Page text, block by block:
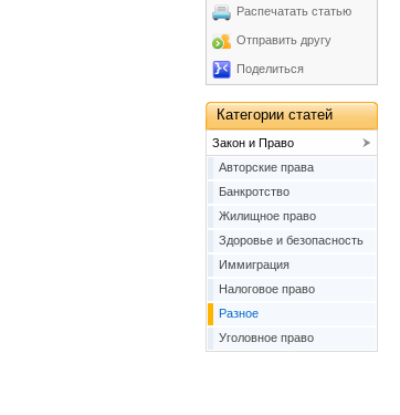
Распечатать статью
Отправить другу
Поделиться
Категории статей
Закон и Право
Авторские права
Банкротство
Жилищное право
Здоровье и безопасность
Иммиграция
Налоговое право
Разное
Уголовное право